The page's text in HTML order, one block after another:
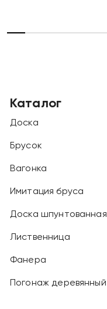
Каталог
Доска
Брусок
Вагонка
Имитация бруса
Доска шпунтованная
Лиственница
Фанера
Погонаж деревянный